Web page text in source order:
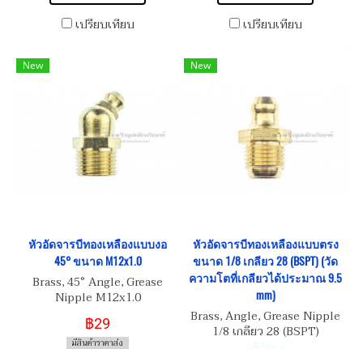
เปรียบเทียบ
เปรียบเทียบ
New
หัวอัดจารบีทองเหลืองแบบงอ
45° ขนาด M12x1.0
Brass, 45° Angle, Grease
Nipple M12x1.0
฿29
มีสินค้าราคาส่ง
New
หัวอัดจารบีทองเหลืองแบบตรง
ขนาด 1/8 เกลียว 28 (BSPT) (วัด
ความโตที่เกลียวได้ประมาณ 9.5
mm)
Brass, Angle, Grease Nipple
1/8 เกลียว 28 (BSPT)